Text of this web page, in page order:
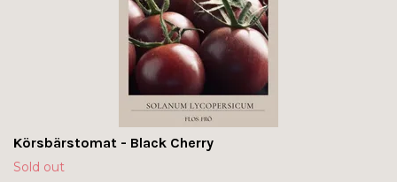
Körsbärstomat - Black Cherry
Sold out